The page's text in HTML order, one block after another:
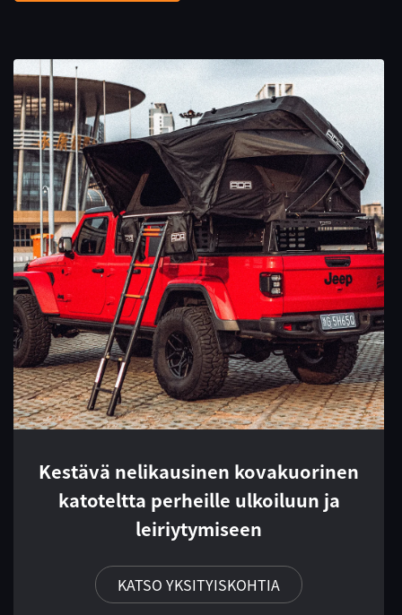
Kestävä nelikausinen kovakuorinen
katoteltta perheille ulkoiluun ja
leiriytymiseen
KATSO YKSITYISKOHTIA